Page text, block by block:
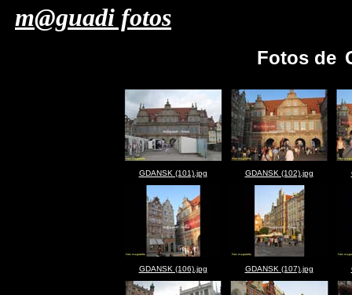
m@guadi fotos
Fotos de
GDANSK (101).jpg GDANSK (102).jpg
GDANSK (106).jpg GDANSK (107).jpg